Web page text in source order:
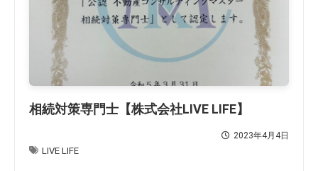
相続対策専門士【株式会社LIVE LIFE】
2023年4月4日
LIVE LIFE